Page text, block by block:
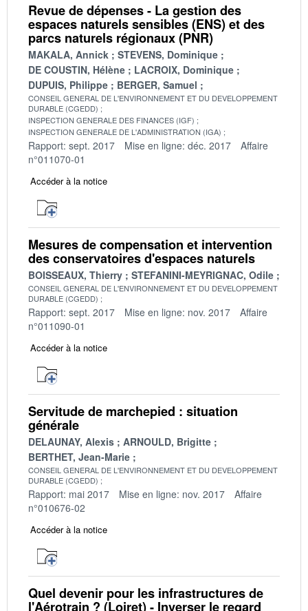
Revue de dépenses - La gestion des
espaces naturels sensibles (ENS) et des
parcs naturels régionaux (PNR)
MAKALA, Annick
STEVENS, Dominique
DE COUSTIN, Hélène
LACROIX, Dominique
DUPUIS, Philippe
BERGER, Samuel
CONSEIL GENERAL DE L'ENVIRONNEMENT ET DU DEVELOPPEMENT
DURABLE (CGEDD)
INSPECTION GENERALE DES FINANCES (IGF)
INSPECTION GENERALE DE L'ADMINISTRATION (IGA)
Rapport: sept. 2017 Mise en ligne: déc. 2017
Affaire
n°011070-01
Accéder à la notice
Mesures de compensation et intervention
des conservatoires d'espaces naturels
BOISSEAUX, Thierry STEFANINI-MEYRIGNAC, Odile
CONSEIL GENERAL DE L'ENVIRONNEMENT ET DU DEVELOPPEMENT
DURABLE (CGEDD)
Rapport: sept. 2017 Mise en ligne: nov. 2017
Affaire
n°011090-01
Accéder à la notice
Servitude de marchepied : situation
générale
DELAUNAY, Alexis
ARNOULD, Brigitte
BERTHET, Jean-Marie
CONSEIL GENERAL DE L'ENVIRONNEMENT ET DU DEVELOPPEMENT
DURABLE (CGEDD)
Rapport: mai 2017 Mise en ligne: nov. 2017
Affaire
n°010676-02
Accéder à la notice
Quel devenir pour les infrastructures de
l'Aérotrain ? (Loiret) - Inverser le regard